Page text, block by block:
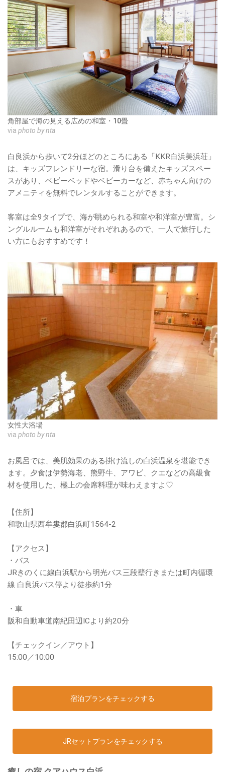
角部屋で海の見える広めの和室・10畳
via photo by nta
白良浜から歩いて2分ほどのところにある「KKR白浜美浜荘」
は、キッズフレンドリーな宿。滑り台を備えたキッズスペー
スがあり、ベビーベッドやベビーカーなど、赤ちゃん向けの
アメニティを無料でレンタルすることができます。
客室は全9タイプで、海が眺められる和室や和洋室が豊富。シ
ングルルームも和洋室がそれぞれあるので、一人で旅行した
い方にもおすすめです！
女性大浴場
via photo by nta
お風呂では、美肌効果のある掛け流しの白浜温泉を堪能でき
ます。夕食は伊勢海老、熊野牛、アワビ、クエなどの高級食
材を使用した、極上の会席料理が味わえますよ♡
【住所】
和歌山県西牟婁郡白浜町1564-2
【アクセス】
・バス
JRきのくに線白浜駅から明光バス三段壁行きまたは町内循環
線 白良浜バス停より徒歩約1分
・車
阪和自動車道南紀田辺ICより約20分
【チェックイン／アウト】
15:00／10:00
宿泊プランをチェックする
JRセットプランをチェックする